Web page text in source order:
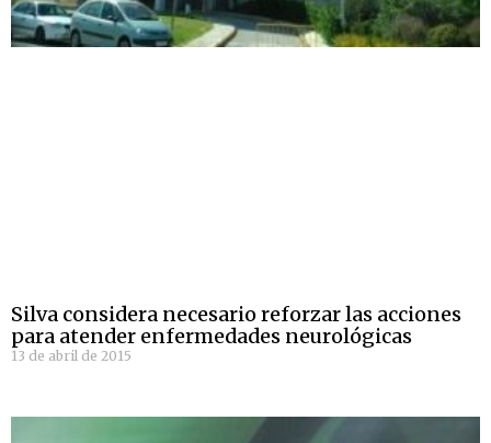
Silva considera necesario reforzar las acciones
para atender enfermedades neurológicas
13 de abril de 2015